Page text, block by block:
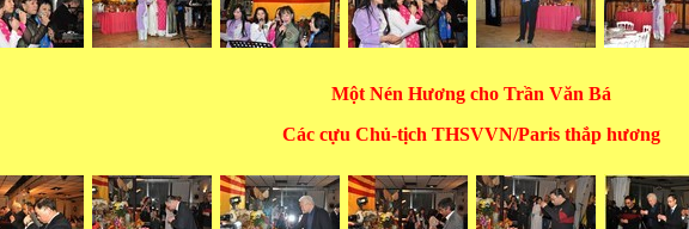
Một Nén Hương cho Trần Văn Bá
Các cựu Chủ-tịch THSVVN/Paris thắp hương